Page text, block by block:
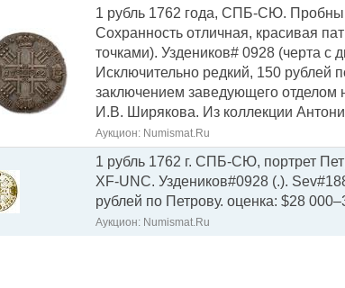
1 рубль 1762 года, СПБ-СЮ.
Сохранность отличная, красивая
точками). Уздеников# 0928 (черта с
Исключительно редкий, 150 рублей
заключением заведующего отделом
И.В. Ширякова. Из коллекции
Аукцион: Numismat.Ru
1 рубль 1762 г. СПБ-СЮ, портрет
XF-UNC. Уздеников#0928 (.).
рублей по Петрову. оценка: $28
Аукцион: Numismat.Ru